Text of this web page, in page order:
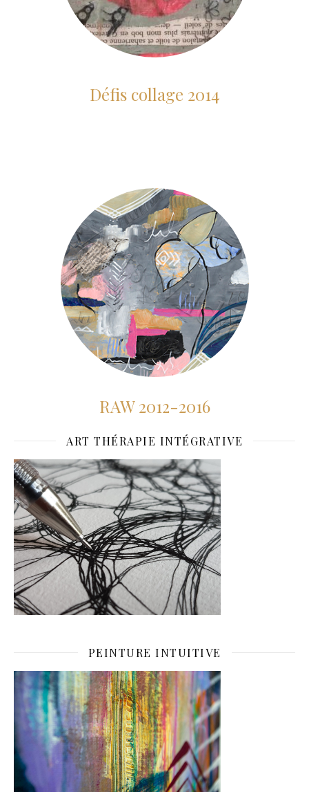
Défis collage 2014
RAW 2012-2016
ART THÉRAPIE INTÉGRATIVE
PEINTURE INTUITIVE